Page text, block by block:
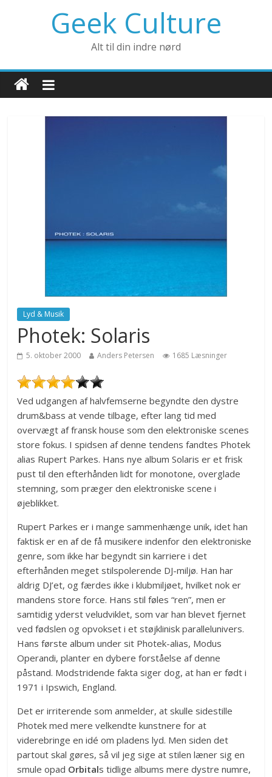
Geek Culture
Alt til din indre nørd
Lyd & Musik
Photek: Solaris
5. oktober 2000 Anders Petersen 1685 Læsninger
Ved udgangen af halvfemserne begyndte den dystre
drum&bass at vende tilbage, efter lang tid med
overvægt af fransk house som den elektroniske scenes
store fokus. I spidsen af denne tendens fandtes Photek
alias Rupert Parkes. Hans nye album Solaris er et frisk
pust til den efterhånden lidt for monotone, overglade
stemning, som præger den elektroniske scene i
øjeblikket.
Rupert Parkes er i mange sammenhænge unik, idet han
faktisk er en af de få musikere indenfor den elektroniske
genre, som ikke har begyndt sin karriere i det
efterhånden meget stilspolerende DJ-miljø. Han har
aldrig DJ’et, og færdes ikke i klubmiljøet, hvilket nok er
mandens store force. Hans stil føles “ren”, men er
samtidig yderst veludviklet, som var han blevet fjernet
ved fødslen og opvokset i et støjklinisk parallelunivers.
Hans første album under sit Photek-alias, Modus
Operandi, planter en dybere forståelse af denne
påstand. Modstridende fakta siger dog, at han er født i
1971 i Ipswich, England.
Det er irriterende som anmelder, at skulle sidestille
Photek med mere velkendte kunstnere for at
viderebringe en idé om pladens lyd. Men siden det
partout skal gøres, så vil jeg sige at stilen læner sig en
smule opad Orbitals tidlige albums mere dystre numre,